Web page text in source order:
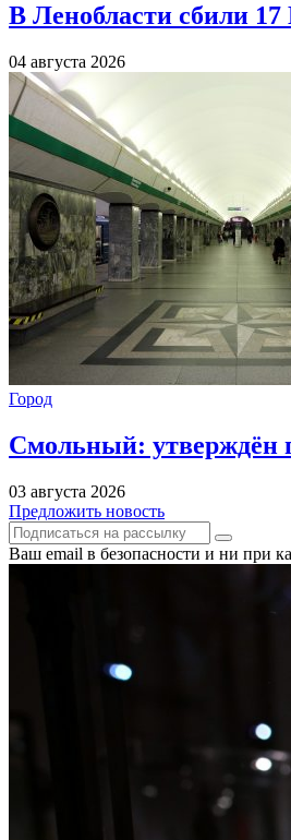
В Ленобласти сбили
04 августа 2026
Город
Смольный: утверждён
03 августа 2026
Предложить новость
Ваш email в безопасности и ни при